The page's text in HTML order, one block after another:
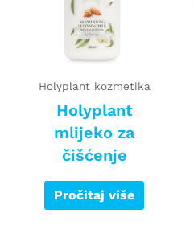
Holyplant kozmetika
Holyplant
mlijeko za
čišćenje
Pročitaj više